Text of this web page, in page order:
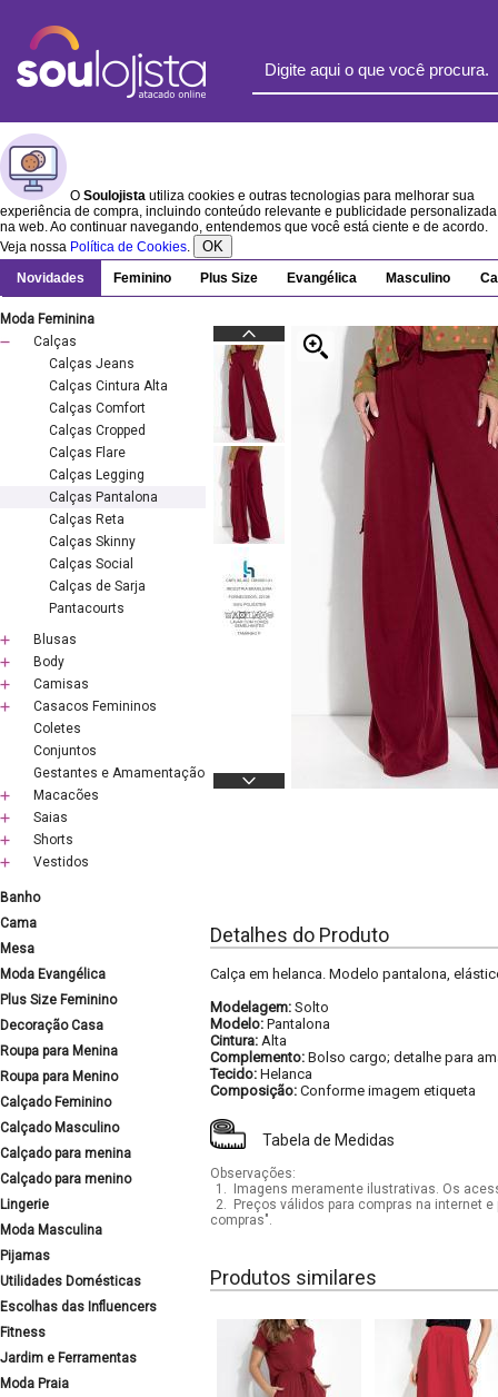
O Soulojista utiliza cookies e outras tecnologias para melhorar sua
experiência de compra, incluindo conteúdo relevante e publicidade personalizada
na web. Ao continuar navegando, entendemos que você está ciente e de acordo.
Veja nossa Política de Cookies. OK
Novidades Feminino Plus Size Evangélica Masculino
Moda Feminina
Calças
Calças Jeans
Calças Cintura Alta
Calças Comfort
Calças Cropped
Calças Flare
Calças Legging
Calças Pantalona
Calças Reta
Calças Skinny
Calças Social
Calças de Sarja
Pantacourts
Blusas
Body
Camisas
Casacos Femininos
Coletes
Conjuntos
Gestantes e Amamentação
Macacões
Saias
Shorts
Vestidos
Banho
Cama
Mesa
Moda Evangélica
Plus Size Feminino
Decoração Casa
Roupa para Menina
Roupa para Menino
Calçado Feminino
Calçado Masculino
Calçado para menina
Calçado para menino
Lingerie
Moda Masculina
Pijamas
Utilidades Domésticas
Escolhas das Influencers
Fitness
Jardim e Ferramentas
Moda Praia
Detalhes do Produto
Calça em helanca. Modelo pantalona,
Modelagem: Solto
Modelo: Pantalona
Cintura: Alta
Complemento: Bolso cargo; detalhe para
Tecido: Helanca
Composição: Conforme imagem etiqueta
Tabela de Medidas
Observações:
1.
Imagens meramente ilustrativas. Os
2.
Preços válidos para compras na internet
compras".
Produtos similares